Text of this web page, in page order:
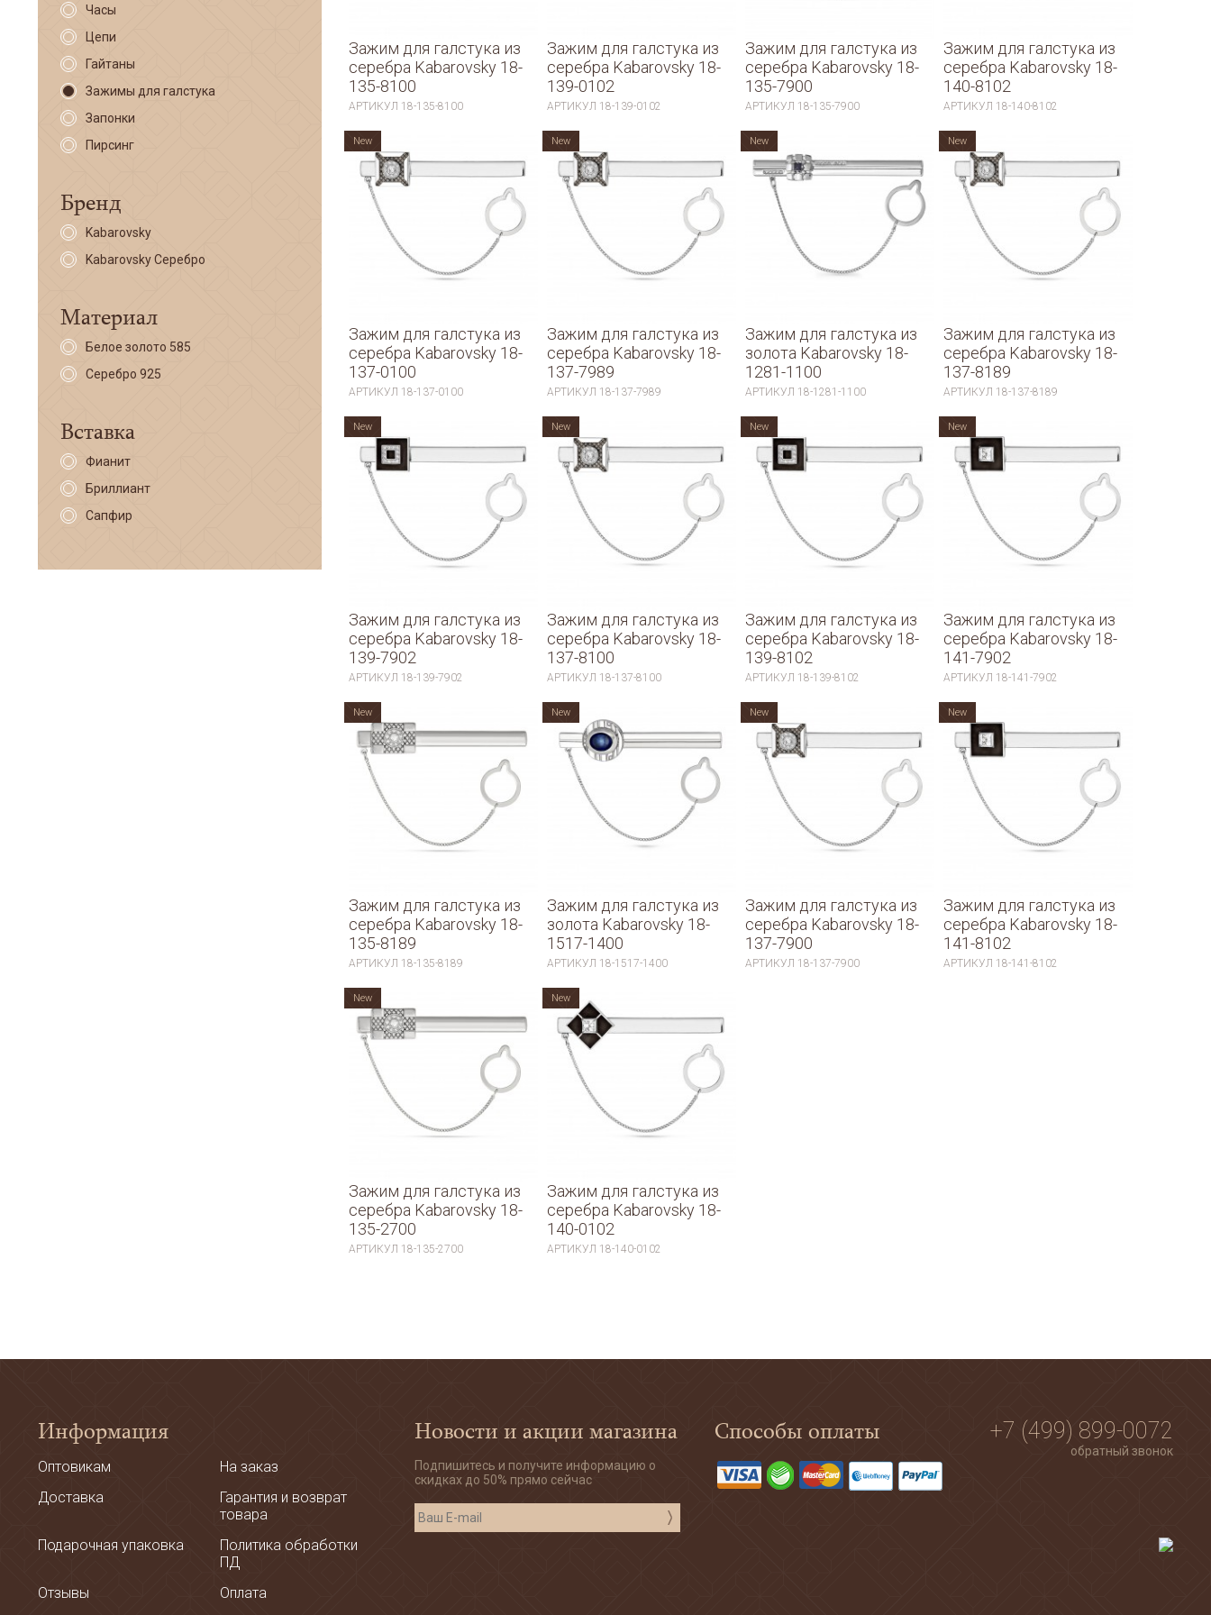
Часы
Цепи
Гайтаны
Зажимы для галстука
Запонки
Пирсинг
Бренд
Kabarovsky
Kabarovsky Серебро
Материал
Белое золото 585
Серебро 925
Вставка
Фианит
Бриллиант
Сапфир
Зажим для галстука из
серебра Kabarovsky 18-
135-8100
АРТИКУЛ 18-135-8100
Зажим для галстука из
серебра Kabarovsky 18-
139-0102
АРТИКУЛ 18-139-0102
Зажим для галстука из
серебра Kabarovsky 18-
135-7900
АРТИКУЛ 18-135-7900
Зажим для галстука из
серебра Kabarovsky 18-
140-8102
АРТИКУЛ 18-140-8102
Зажим для галстука из
серебра Kabarovsky 18-
137-0100
АРТИКУЛ 18-137-0100
New
Зажим для галстука из
серебра Kabarovsky 18-
137-7989
АРТИКУЛ 18-137-7989
New
Зажим для галстука из
золота Kabarovsky 18-
1281-1100
АРТИКУЛ 18-1281-1100
New
Зажим для галстука из
серебра Kabarovsky 18-
137-8189
АРТИКУЛ 18-137-8189
New
Зажим для галстука из
серебра Kabarovsky 18-
139-7902
АРТИКУЛ 18-139-7902
New
Зажим для галстука из
серебра Kabarovsky 18-
137-8100
АРТИКУЛ 18-137-8100
New
Зажим для галстука из
серебра Kabarovsky 18-
139-8102
АРТИКУЛ 18-139-8102
New
Зажим для галстука из
серебра Kabarovsky 18-
141-7902
АРТИКУЛ 18-141-7902
New
Зажим для галстука из
серебра Kabarovsky 18-
135-8189
АРТИКУЛ 18-135-8189
New
Зажим для галстука из
золота Kabarovsky 18-
1517-1400
АРТИКУЛ 18-1517-1400
New
Зажим для галстука из
серебра Kabarovsky 18-
137-7900
АРТИКУЛ 18-137-7900
New
Зажим для галстука из
серебра Kabarovsky 18-
141-8102
АРТИКУЛ 18-141-8102
New
Зажим для галстука из
серебра Kabarovsky 18-
135-2700
АРТИКУЛ 18-135-2700
New
Зажим для галстука из
серебра Kabarovsky 18-
140-0102
АРТИКУЛ 18-140-0102
New
Информация
Оптовикам
На заказ
Доставка
Гарантия и возврат
товара
Подарочная упаковка
Политика обработки
ПД
Отзывы
Оплата
Новости и акции магазина
Подпишитесь и получите информацию о
скидках до 50% прямо сейчас
Способы оплаты +7 (499) 899-0072
обратный звонок